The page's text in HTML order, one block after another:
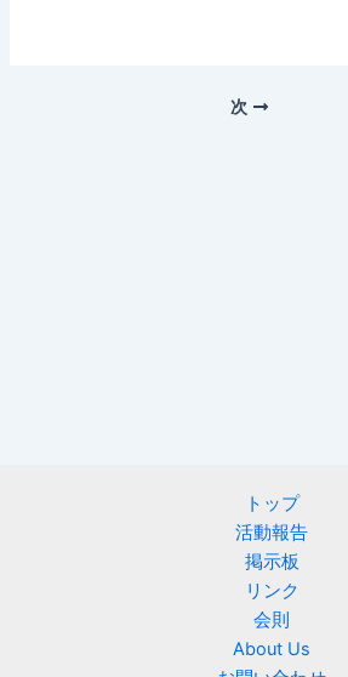
次
トップ
活動報告
掲示板
リンク
会則
About Us